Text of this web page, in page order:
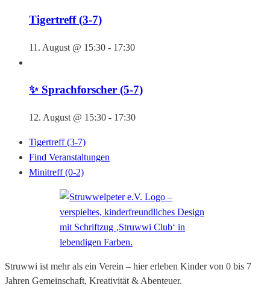
Tigertreff (3-7)
11. August @ 15:30 - 17:30
✨ Sprachforscher (5-7)
12. August @ 15:30 - 17:30
Tigertreff (3-7)
Find Veranstaltungen
Minitreff (0-2)
Struwwi ist mehr als ein Verein – hier erleben Kinder von 0 bis 7
Jahren Gemeinschaft, Kreativität & Abenteuer.